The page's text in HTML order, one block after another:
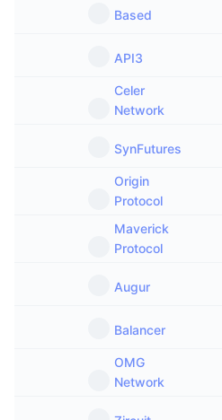
Based
API3
Celer
Network
SynFutures
Origin
Protocol
Maverick
Protocol
Augur
Balancer
OMG
Network